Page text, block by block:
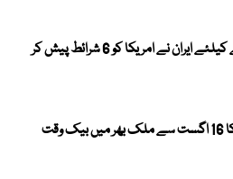
آبنائے ہرمز کھولنے کیلئے ایران نے امریکا کو 6 شرائط پیش کر
جماعت اسلامی کا 16 اگست سے ملک بھر میں بیک وقت